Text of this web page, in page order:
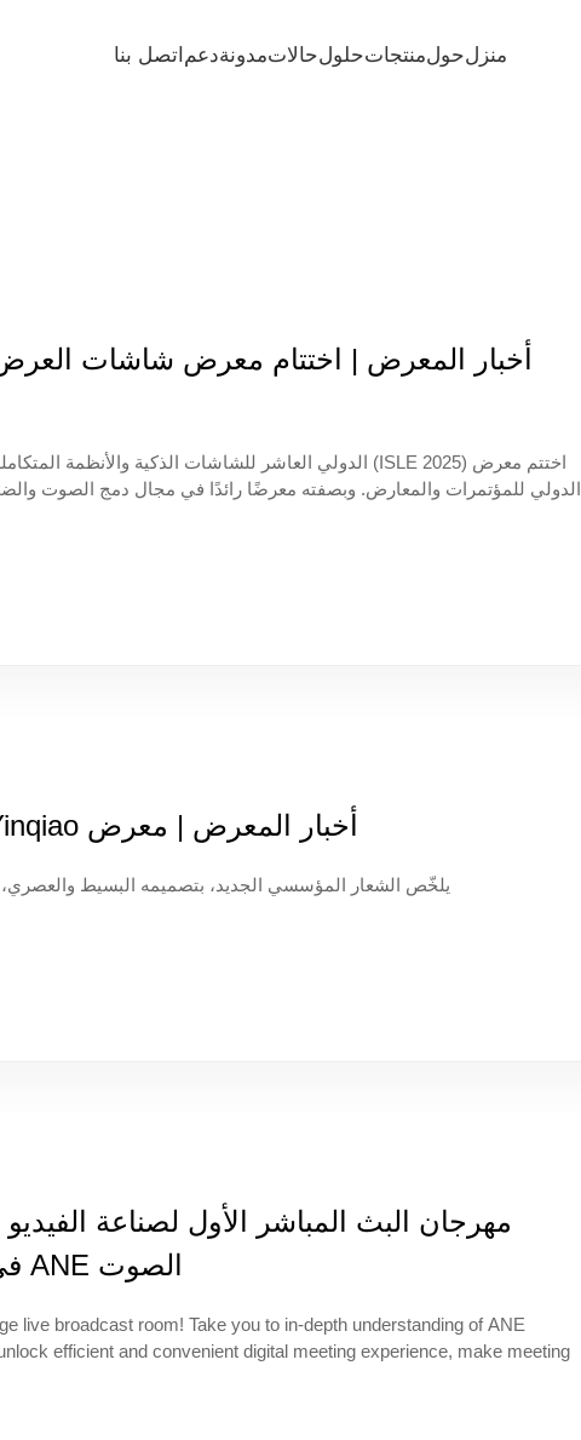
منزلحولمنتجاتحلولحالاتمدونةدعم اتصل بنا
أخبار المعرض | اختتام معرض شاشات العرض
أخبار المعرض | معرض Yinqiao الأول هذا العام، GETshow يُشع!
يلخّص الشعار المؤسسي الجديد، بتصميمه البسيط
الصوت ANE في انتظارك في غرفة البث المباشر!
live broadcast room! Take you to in-depth understanding of ANE
efficient and convenient digital meeting experience, make meeting